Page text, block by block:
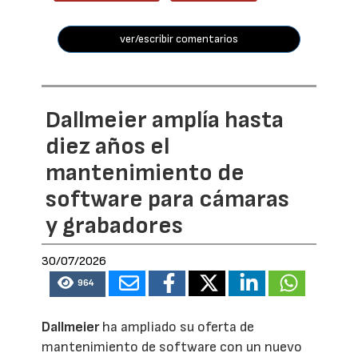
ver/escribir comentarios
Dallmeier amplía hasta
diez años el
mantenimiento de
software para cámaras
y grabadores
30/07/2026
964
Dallmeierha ampliado su oferta de
mantenimiento de software con un nuevo